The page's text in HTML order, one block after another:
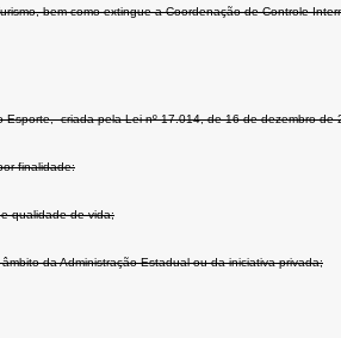
bem como extingue a Coordenação de Controle
criada pela Lei nº 17.014, de 16 de dezembro de
finalidade:
qualidade de vida;
da Administração Estadual ou da iniciativa privada;